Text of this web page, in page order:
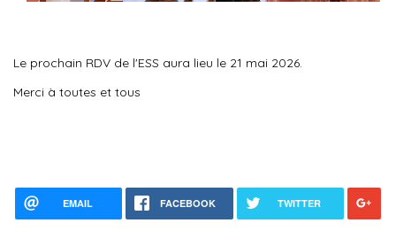
Le prochain RDV de l'ESS aura lieu le 21 mai 2026.
Merci à toutes et tous
EMAIL FACEBOOK TWITTER